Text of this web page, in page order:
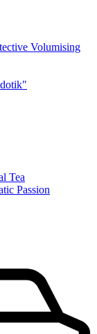
Volumising
Tea
Passion